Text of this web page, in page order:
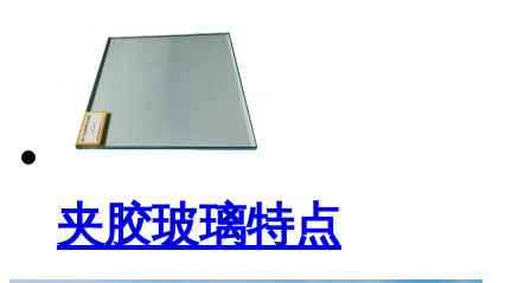
夹胶玻璃特点